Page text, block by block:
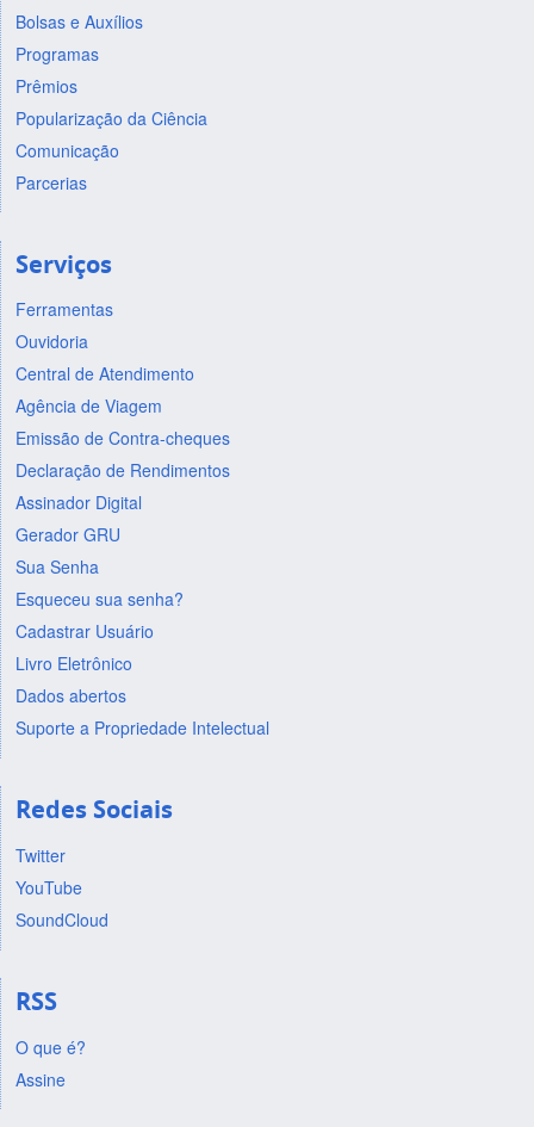
Bolsas e Auxílios
Programas
Prêmios
Popularização da Ciência
Comunicação
Parcerias
Serviços
Ferramentas
Ouvidoria
Central de Atendimento
Agência de Viagem
Emissão de Contra-cheques
Declaração de Rendimentos
Assinador Digital
Gerador GRU
Sua Senha
Esqueceu sua senha?
Cadastrar Usuário
Livro Eletrônico
Dados abertos
Suporte a Propriedade Intelectual
Redes Sociais
Twitter
YouTube
SoundCloud
RSS
O que é?
Assine